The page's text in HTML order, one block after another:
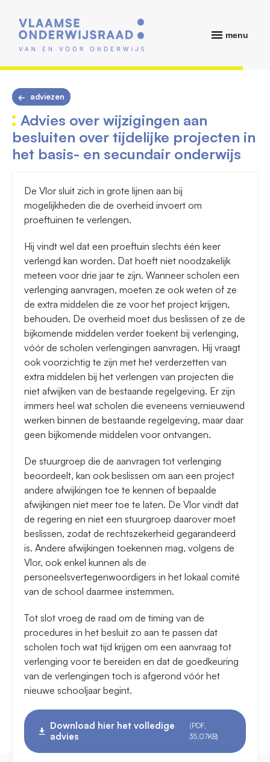
menu
adviezen
Advies over wijzigingen aan
besluiten over tijdelijke projecten in
het basis- en secundair onderwijs
De Vlor sluit zich in grote lijnen aan bij
mogelijkheden die de overheid invoert om
proeftuinen te verlengen.
Hij vindt wel dat een proeftuin slechts één keer
verlengd kan worden. Dat hoeft niet noodzakelijk
meteen voor drie jaar te zijn. Wanneer scholen een
verlenging aanvragen, moeten ze ook weten of ze
de extra middelen die ze voor het project krijgen,
behouden. De overheid moet dus beslissen of ze de
bijkomende middelen verder toekent bij verlenging,
vóór de scholen verlengingen aanvragen. Hij vraagt
ook voorzichtig te zijn met het verderzetten van
extra middelen bij het verlengen van projecten die
niet afwijken van de bestaande regelgeving. Er zijn
immers heel wat scholen die eveneens vernieuwend
werken binnen de bestaande regelgeving, maar daar
geen bijkomende middelen voor ontvangen.
De stuurgroep die de aanvragen tot verlenging
beoordeelt, kan ook beslissen om aan een project
andere afwijkingen toe te kennen of bepaalde
afwijkingen niet meer toe te laten. De Vlor vindt dat
de regering en niet een stuurgroep daarover moet
beslissen, zodat de rechtszekerheid gegarandeerd
is. Andere afwijkingen toekennen mag, volgens de
Vlor, ook enkel kunnen als de
personeelsvertegenwoordigers in het lokaal comité
van de school daarmee instemmen.
Tot slot vroeg de raad om de timing van de
procedures in het besluit zo aan te passen dat
scholen toch wat tijd krijgen om een aanvraag tot
verlenging voor te bereiden en dat de goedkeuring
van de verlengingen toch is afgerond vóór het
nieuwe schooljaar begint.
Download hier het volledige
advies
(PDF,
35.07KB)